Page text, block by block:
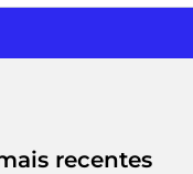
recentes